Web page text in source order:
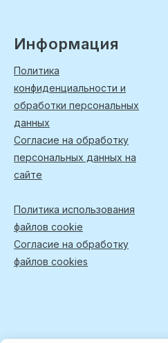
Информация
Политика
конфиденциальности и
обработки персональных
данных
Согласие на обработку
персональных данных на
сайте
Политика использования
файлов cookie
Согласие на обработку
файлов cookies